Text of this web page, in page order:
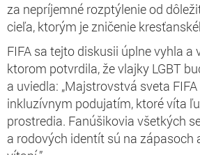
za nepríjemné rozptýlenie od
cieľa, ktorým je zničenie
FIFA sa tejto diskusii úplne vyhla a
ktorom potvrdila, že vlajky LGBT
a uviedla: „Majstrovstvá sveta
inkluzívnym podujatím, ktoré víta
prostredia. Fanúšikovia všetkých
a rodových identít sú na zápasoch